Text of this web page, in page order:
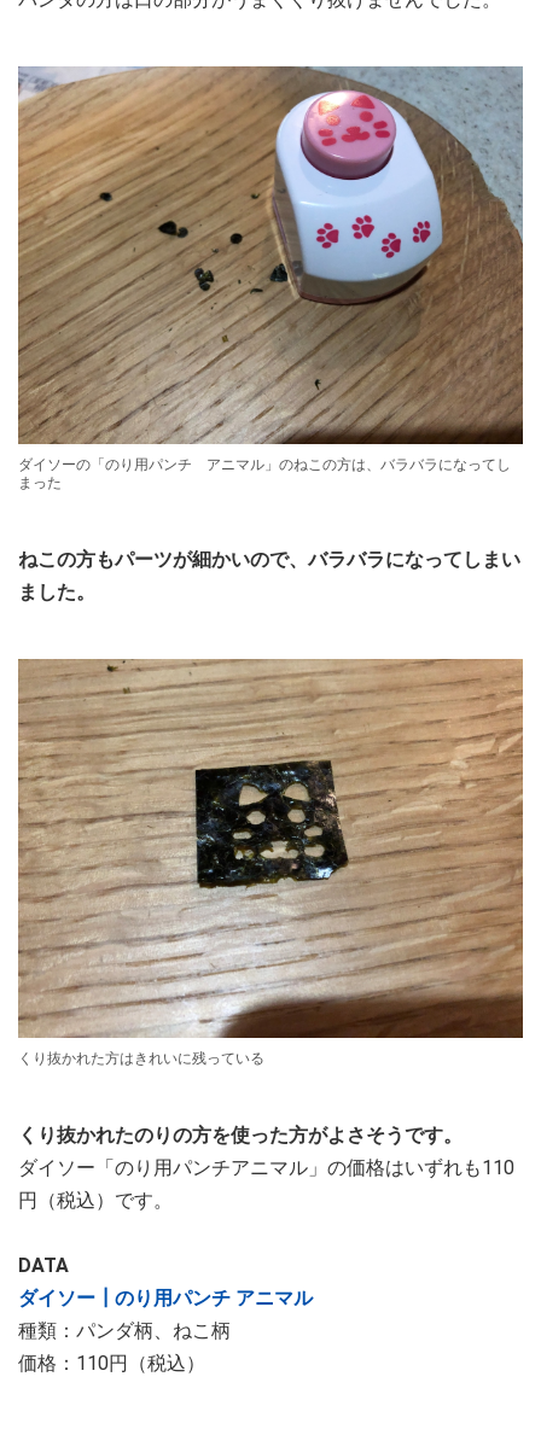
ダイソーの「のり用パンチ アニマル」のねこの方は、バラバラになってし
まった
ねこの方もパーツが細かいので、バラバラになってしまい
ました。
くり抜かれた方はきれいに残っている
くり抜かれたのりの方を使った方がよさそうです。
ダイソー「のり用パンチアニマル」の価格はいずれも110
円（税込）です。
DATA
ダイソー┃のり用パンチ アニマル
種類：パンダ柄、ねこ柄
価格：110円（税込）